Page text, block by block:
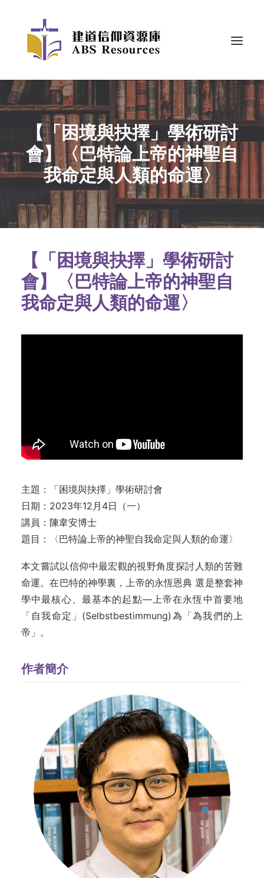
【「困境與抉擇」學術研討
會】〈巴特論上帝的神聖自
我命定與人類的命運〉
【「困境與抉擇」學術研討
會】〈巴特論上帝的神聖自
我命定與人類的命運〉
主題：「困境與抉擇」學術研討會
日期：2023年12月4日（一）
講員：陳韋安博士
題目：〈巴特論上帝的神聖自我命定與人類的命運〉
本文嘗試以信仰中最宏觀的視野角度探討人類的苦難
命運。在巴特的神學裏，上帝的永恆恩典 選是整套神
學中最核心、最基本的起點—上帝在永恆中首要地
「自我命定」(Selbstbestimmung)為「為我們的上
帝」。
作者簡介